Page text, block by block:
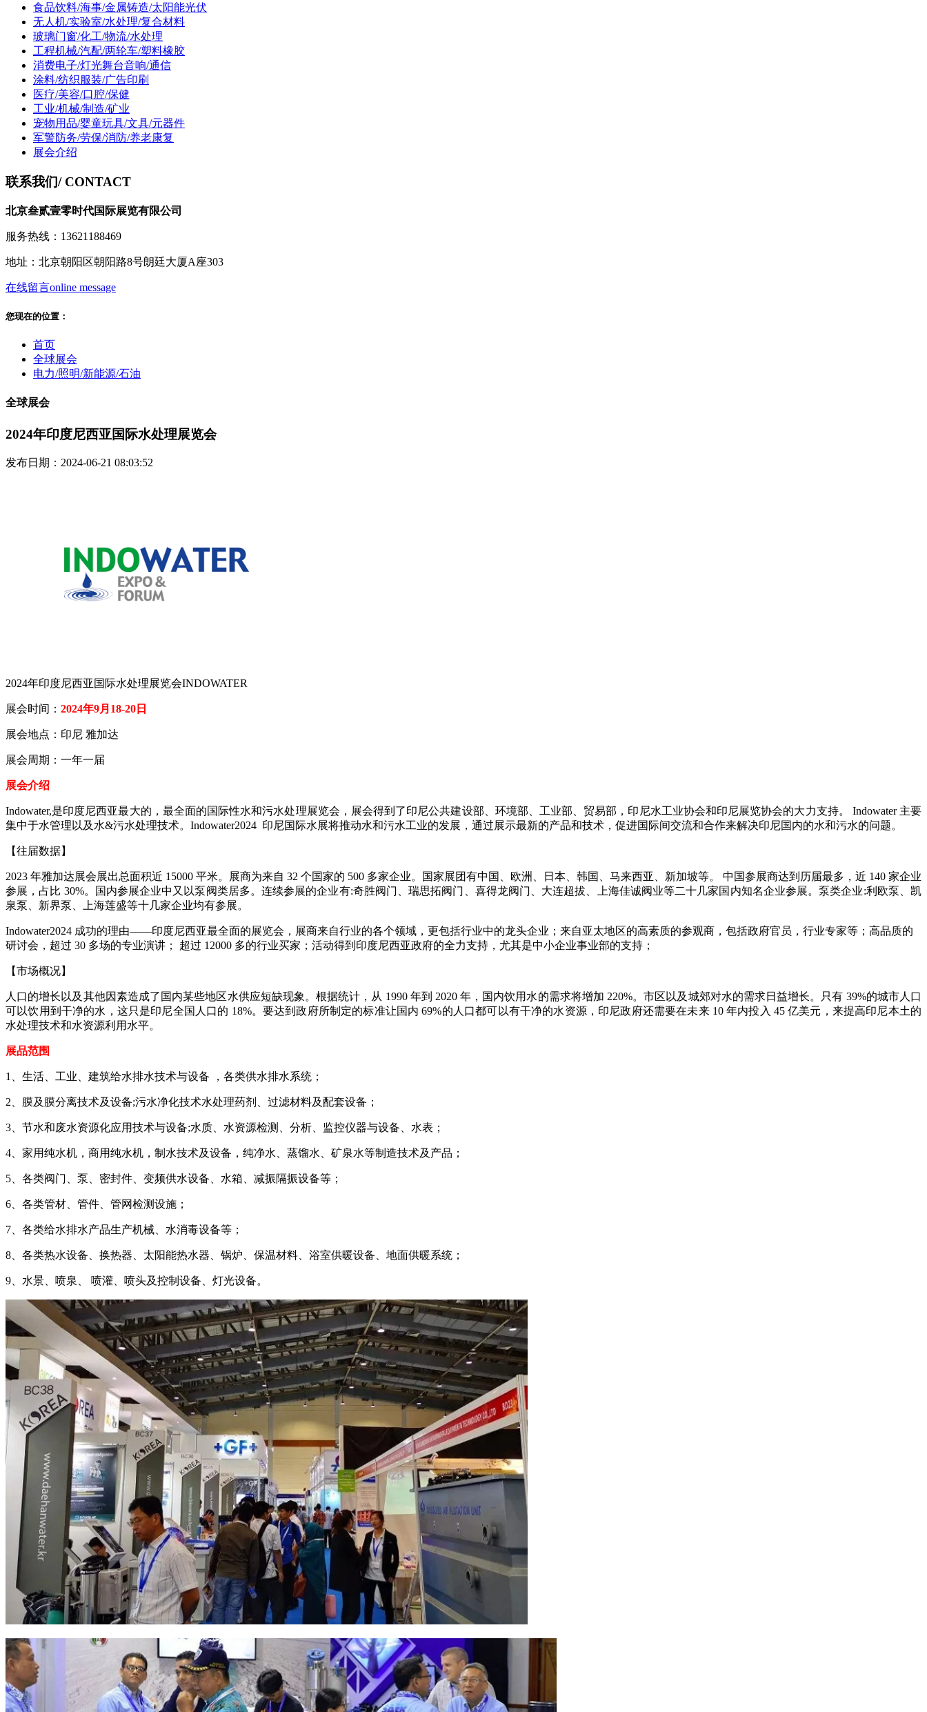
食品饮料/海事/金属铸造/太阳能光伏
无人机/实验室/水处理/复合材料
玻璃门窗/化工/物流/水处理
工程机械/汽配/两轮车/塑料橡胶
消费电子/灯光舞台音响/通信
涂料/纺织服装/广告印刷
医疗/美容/口腔/保健
工业/机械/制造/矿业
宠物用品/婴童玩具/文具/元器件
军警防务/劳保/消防/养老康复
展会介绍
联系我们/ CONTACT
北京叁贰壹零时代国际展览有限公司
服务热线：13621188469
地址：北京朝阳区朝阳路8号朗廷大厦A座303
在线留言online message
您现在的位置：
首页
全球展会
电力/照明/新能源/石油
全球展会
2024年印度尼西亚国际水处理展览会
发布日期：2024-06-21 08:03:52
2024年印度尼西亚国际水处理展览会INDOWATER
展会时间： 2024年9月18-20日
展会地点：印尼 雅加达
展会周期：一年一届
展会介绍
Indowater,是印度尼西亚最大的，最全面的国际性水和污水处理展览会，展会得到了印尼公共建设部、环境部、工业部、贸易部，印尼水工业协会和印尼展览协会的大力支持。 Indowater 主要
集中于水管理以及水&污水处理技术。Indowater2024 印尼国际水展将推动水和污水工业的发展，通过展示最新的产品和技术，促进国际间交流和合作来解决印尼国内的水和污水的问题。
【往届数据】
2023 年雅加达展会展出总面积近 15000 平米。展商为来自 32 个国家的 500 多家企业。国家展团有中国、欧洲、日本、韩国、马来西亚、新加坡等。 中国参展商达到历届最多，近 140 家企业
参展，占比 30%。国内参展企业中又以泵阀类居多。连续参展的企业有:奇胜阀门、瑞思拓阀门、喜得龙阀门、大连超拔、上海佳诚阀业等二十几家国内知名企业参展。泵类企业:利欧泵、凯
泉泵、新界泵、上海莲盛等十几家企业均有参展。
Indowater2024 成功的理由——印度尼西亚最全面的展览会，展商来自行业的各个领域，更包括行业中的龙头企业； 来自亚太地区的高素质的参观商，包括政府官员，行业专家等； 高品质的
研讨会，超过 30 多场的专业演讲； 超过 12000 多的行业买家；活动得到印度尼西亚政府的全力支持，尤其是中小企业事业部的支持；
【市场概况】
人口的增长以及其他因素造成了国内某些地区水供应短缺现象。根据统计，从 1990 年到 2020 年，国内饮用水的需求将增加 220%。市区以及城郊对水的需求日益增长。只有 39%的城市人口
可以饮用到干净的水，这只是印尼全国人口的 18%。要达到政府所制定的标准让国内 69%的人口都可以有干净的水资源，印尼政府还需要在未来 10 年内投入 45 亿美元，来提高印尼本土的
水处理技术和水资源利用水平。
展品范围
1、生活、工业、建筑给水排水技术与设备 ，各类供水排水系统；
2、膜及膜分离技术及设备;污水净化技术水处理药剂、过滤材料及配套设备；
3、节水和废水资源化应用技术与设备;水质、水资源检测、分析、监控仪器与设备、水表；
4、家用纯水机，商用纯水机，制水技术及设备，纯净水、蒸馏水、矿泉水等制造技术及产品；
5、各类阀门、泵、密封件、变频供水设备、水箱、减振隔振设备等；
6、各类管材、管件、管网检测设施；
7、各类给水排水产品生产机械、水消毒设备等；
8、各类热水设备、换热器、太阳能热水器、锅炉、保温材料、浴室供暖设备、地面供暖系统；
9、水景、喷泉、 喷灌、喷头及控制设备、灯光设备。